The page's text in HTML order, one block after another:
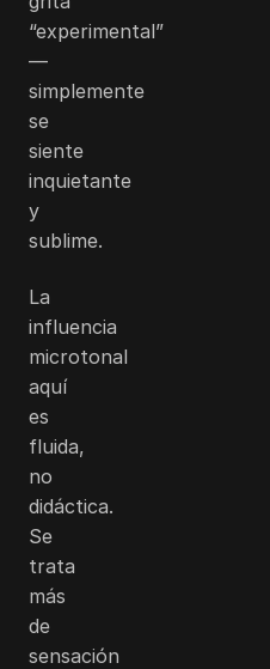
“experimental”
—
simplemente
se
siente
inquietante
y
sublime.
La
influencia
microtonal
aquí
es
fluida,
no
didáctica.
Se
trata
más
de
sensación